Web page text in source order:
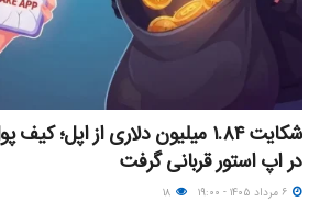
شکایت ۱.۸۴ میلیون دلاری از
در اپ استور قربانی گرفت